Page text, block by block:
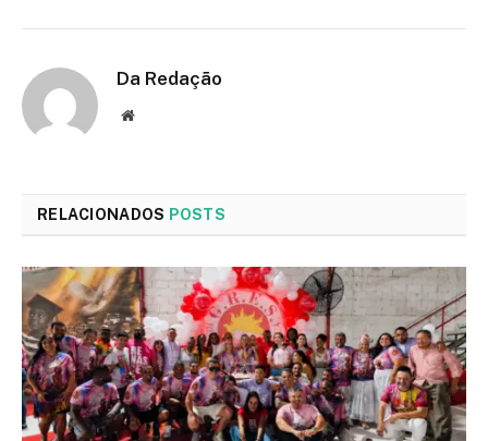
Da Redação
Site
RELACIONADOS POSTS